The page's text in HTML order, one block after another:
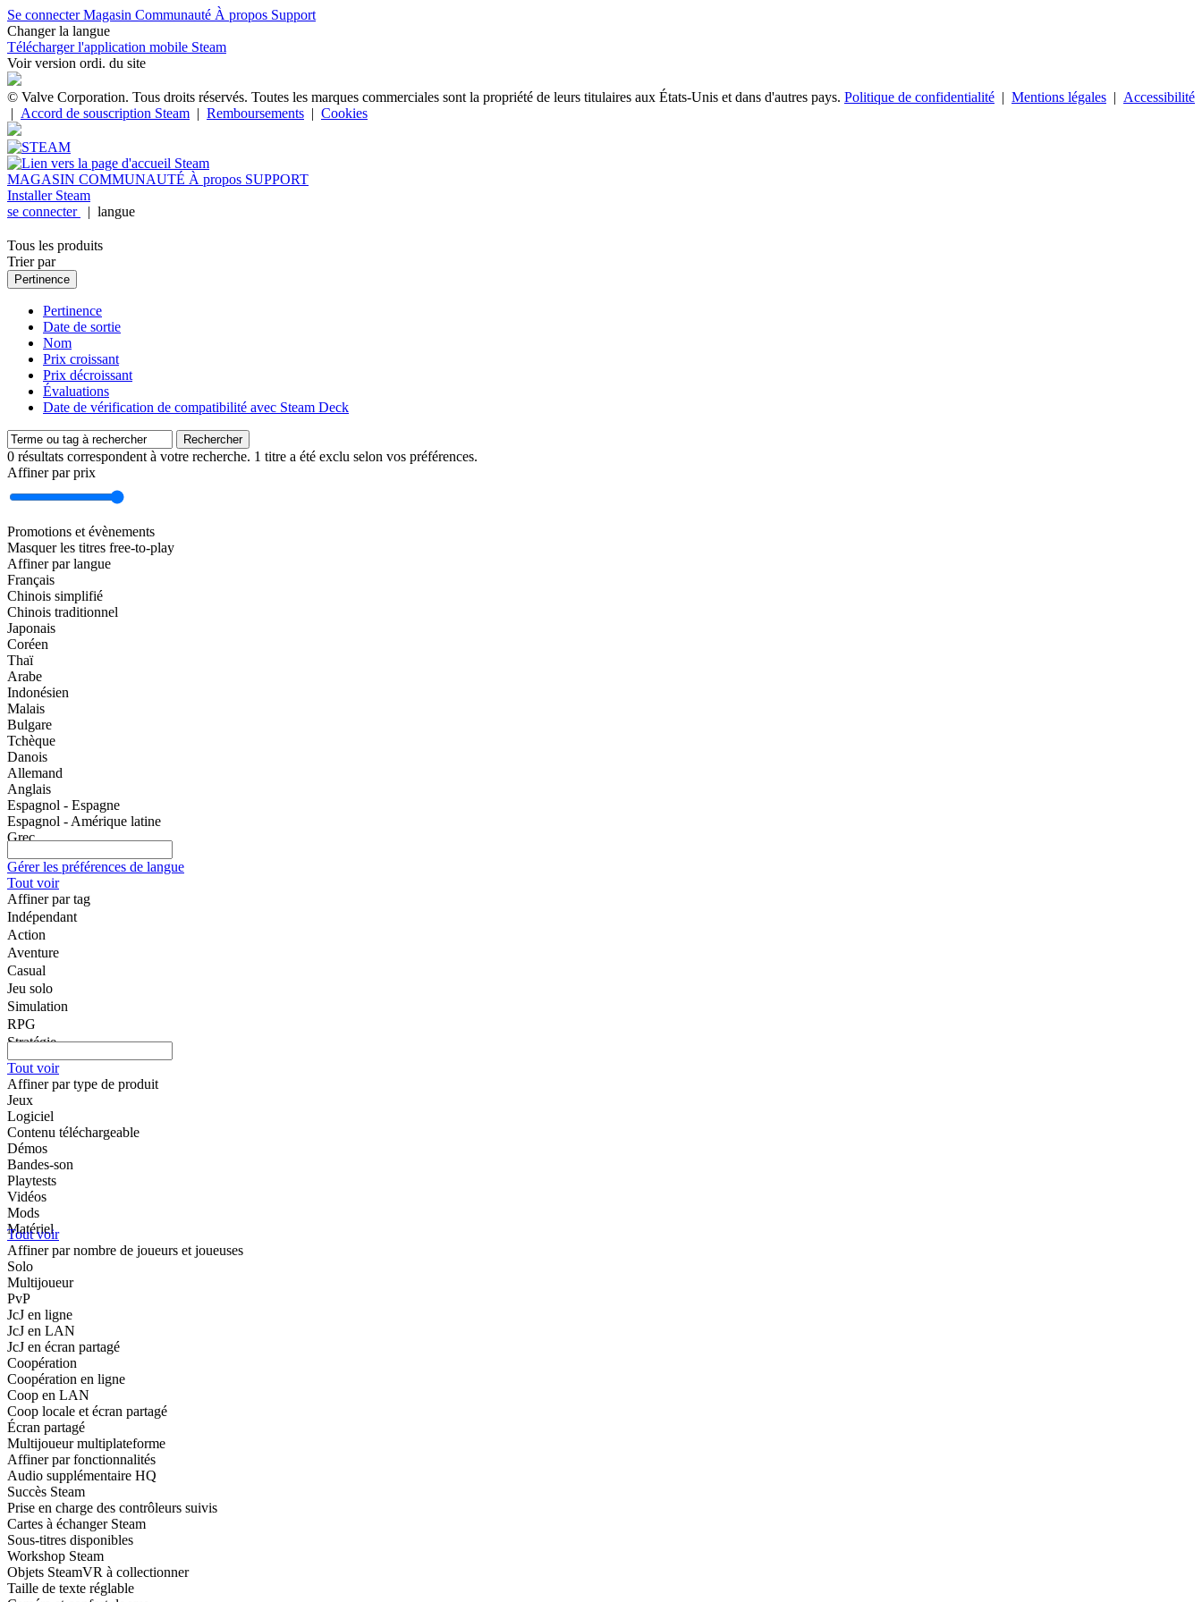
Se connecterMagasin Communauté À propos Support
Changer la langue
Télécharger l'application mobile Steam
Voir version ordi. du site
© Valve Corporation. Tous droits réservés. Toutes les marques commerciales sont la propriété de leurs titulaires aux États-Unis et dans d'autres pays. Politique de confidentialité | Mentions légales | Accessibilité
| Accord de souscription Steam | Remboursements | Cookies
MAGASIN COMMUNAUTÉ À propos SUPPORT
Installer Steam
se connecter
| langue
Tous les produits
Trier par
Pertinence
Pertinence
Date de sortie
Nom
Prix croissant
Prix décroissant
Évaluations
Date de vérification de compatibilité avec Steam Deck
Rechercher
0 résultats correspondent à votre recherche. 1 titre a été exclu selon vos préférences.
Affiner par prix
Promotions et évènements
Masquer les titres free-to-play
Affiner par langue
Français
Chinois simplifié
Chinois traditionnel
Japonais
Coréen
Thaï
Arabe
Indonésien
Malais
Bulgare
Tchèque
Danois
Allemand
Anglais
Espagnol - Espagne
Espagnol - Amérique latine
Grec
Hongrois
Néerlandais
Norvégien
Polonais
Portugais du Portugal
Portugais du Brésil
Roumain
Russe
Finnois
Suédois
Turc
Vietnamien
Ukrainien
Afrikaans
Albanais
Amharique
Arménien
Assamais
Azéri
Bengali
Basque
Biélorusse
Bosniaque
Catalan
Cherokee
Croate
Dari
Estonien
Filipino
Galicien
Géorgien
Goudjarati
Pendjabi (gurmukhi)
Haoussa
Hébreu
Hindi
Islandais
Igbo
Irlandais
Kannada
Kazakh
Khmer
K'iche'
Rwanda
Konkani
Kirghiz
Gérer les préférences de langue
Tout voir
Affiner par tag
Indépendant
Action
Aventure
Casual
Jeu solo
Simulation
RPG
Stratégie
2D
Accès anticipé
3D
Free-to-play
Atmosphère
Scénario riche
Coloré
Exploration
Fantasy
Multijoueur
Mignon
Graphismes pixel
Combat
1ʳᵉ personne
Casse-tête
Détente
Action et aventure
Stylisé
Humour
Arcade
Contrôleur
Anime
Horreur
JcE
Science-fiction
Coop
Sport
Massivement multijoueur
3ᵉ personne
Choix multiples
Violence
Tout voir
Affiner par type de produit
Jeux
Logiciel
Contenu téléchargeable
Démos
Bandes-son
Playtests
Vidéos
Mods
Matériel
Tout voir
Affiner par nombre de joueurs et joueuses
Solo
Multijoueur
PvP
JcJ en ligne
JcJ en LAN
JcJ en écran partagé
Coopération
Coopération en ligne
Coop en LAN
Coop locale et écran partagé
Écran partagé
Multijoueur multiplateforme
Affiner par fonctionnalités
Audio supplémentaire HQ
Succès Steam
Prise en charge des contrôleurs suivis
Cartes à échanger Steam
Sous-titres disponibles
Workshop Steam
Objets SteamVR à collectionner
Taille de texte réglable